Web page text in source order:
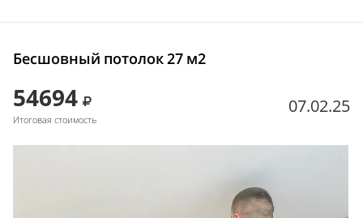
Бесшовный потолок 27 м2
54694
Итоговая стоимость
07.02.25